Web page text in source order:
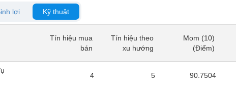
lợi Kỹ thuật
Tín hiệu mua
bán
Tín hiệu theo
xu hướng
Mom (10)
(Điểm)
Tín hiệu mua
bán
Tín hiệu theo
xu hướng
Mom (10)
(Điểm)
4 5 90.7504